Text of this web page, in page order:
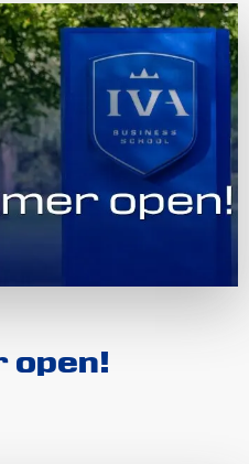
open!